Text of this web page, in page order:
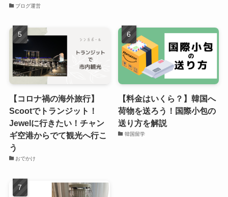
ブログ運営
【コロナ禍の海外旅行】
Scootでトランジット！
Jewelに行きたい！チャン
ギ空港からでて観光へ行こ
う
おでかけ
【料金はいくら？】韓国へ
荷物を送ろう！国際小包の
送り方を解説
韓国留学